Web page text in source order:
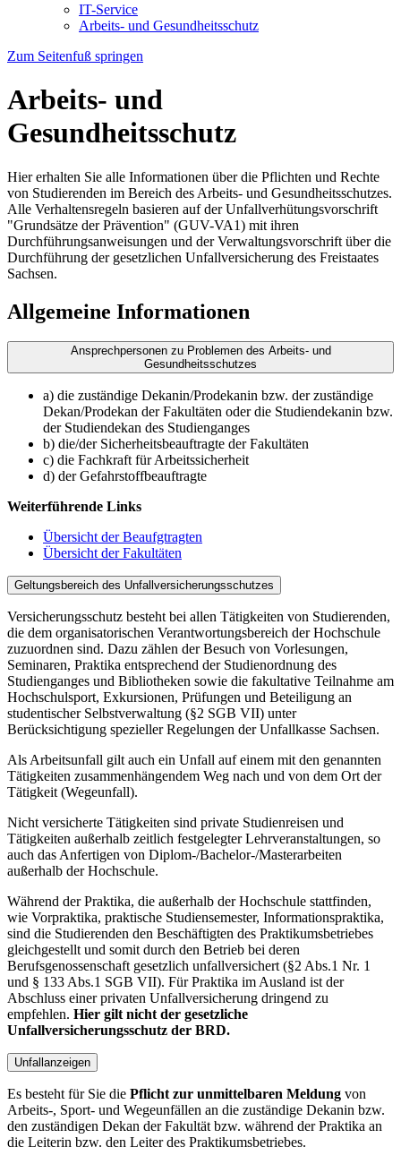
IT-Service
Arbeits- und Gesundheitsschutz
Zum Seitenfuß springen
Arbeits- und
Gesundheitsschutz
Hier erhalten Sie alle Informationen über die Pflichten und Rechte
von Studierenden im Bereich des Arbeits- und Gesundheitsschutzes.
Alle Verhaltensregeln basieren auf der Unfallverhütungsvorschrift
"Grundsätze der Prävention" (GUV-VA1) mit ihren
Durchführungsanweisungen und der Verwaltungsvorschrift über die
Durchführung der gesetzlichen Unfallversicherung des Freistaates
Sachsen.
Allgemeine Informationen
Ansprechpersonen zu Problemen des Arbeits- und
Gesundheitsschutzes
a) die zuständige Dekanin/Prodekanin bzw. der zuständige
Dekan/Prodekan der Fakultäten oder die Studiendekanin bzw.
der Studiendekan des Studienganges
b) die/der Sicherheitsbeauftragte der Fakultäten
c) die Fachkraft für Arbeitssicherheit
d) der Gefahrstoffbeauftragte
Weiterführende Links
Übersicht der Beaufgtragten
Übersicht der Fakultäten
Geltungsbereich des Unfallversicherungsschutzes
Versicherungsschutz besteht bei allen Tätigkeiten von Studierenden,
die dem organisatorischen Verantwortungsbereich der Hochschule
zuzuordnen sind. Dazu zählen der Besuch von Vorlesungen,
Seminaren, Praktika entsprechend der Studienordnung des
Studienganges und Bibliotheken sowie die fakultative Teilnahme am
Hochschulsport, Exkursionen, Prüfungen und Beteiligung an
studentischer Selbstverwaltung (§2 SGB VII) unter
Berücksichtigung spezieller Regelungen der Unfallkasse Sachsen.
Als Arbeitsunfall gilt auch ein Unfall auf einem mit den genannten
Tätigkeiten zusammenhängendem Weg nach und von dem Ort der
Tätigkeit (Wegeunfall).
Nicht versicherte Tätigkeiten sind private Studienreisen und
Tätigkeiten außerhalb zeitlich festgelegter Lehrveranstaltungen, so
auch das Anfertigen von Diplom-/Bachelor-/Masterarbeiten
außerhalb der Hochschule.
Während der Praktika, die außerhalb der Hochschule stattfinden,
wie Vorpraktika, praktische Studiensemester, Informationspraktika,
sind die Studierenden den Beschäftigten des Praktikumsbetriebes
gleichgestellt und somit durch den Betrieb bei deren
Berufsgenossenschaft gesetzlich unfallversichert (§2 Abs.1 Nr. 1
und § 133 Abs.1 SGB VII). Für Praktika im Ausland ist der
Abschluss einer privaten Unfallversicherung dringend zu
empfehlen. Hier gilt nicht der gesetzliche
Unfallversicherungsschutz der BRD.
Unfallanzeigen
Es besteht für Sie die Pflicht zur unmittelbaren Meldung von
Arbeits-, Sport- und Wegeunfällen an die zuständige Dekanin bzw.
den zuständigen Dekan der Fakultät bzw. während der Praktika an
die Leiterin bzw. den Leiter des Praktikumsbetriebes.